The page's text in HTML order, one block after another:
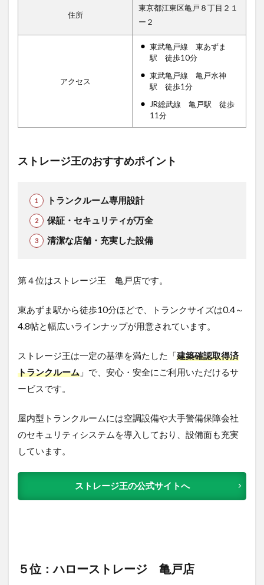
住所
東京都江東区亀戸８丁目２１
ー２
アクセス
東武亀戸線 東あずま
駅 徒歩10分
東武亀戸線 亀戸水神
駅 徒歩1分
JR総武線 亀戸駅 徒歩
11分
ストレージ王のおすすめポイント
トランクルーム専用設計
保証・セキュリティが万全
清潔な店舗・充実した設備
第４位はストレージ王 亀戸店です。
東あずま駅から徒歩10分ほどで、トランクサイズは0.4～
4.8帖と幅広いラインナップが用意されています。
ストレージ王は一定の基準を満たした「建築確認取得済
トランクルーム 」で、安心・安全にご利用いただけるサ
ービスです。
屋内型トランクルームには空調設備や大手警備保障会社
のセキュリティシステムを導入しており、設備面も充実
しています。
ストレージ王の公式サイトへ
５位：ハローストレージ 亀戸店